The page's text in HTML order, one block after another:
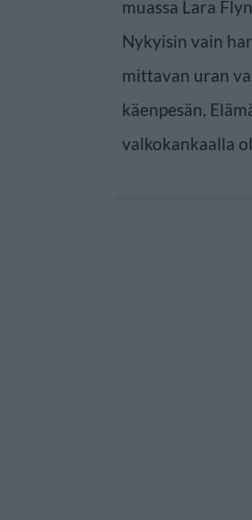
muassa Lara
Nykyisin vain
mittavan uran
käenpesän,
valkokankaalla